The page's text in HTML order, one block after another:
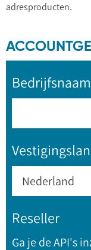
adresproducten.
Bedrijfsnaam
Nederland
Reseller
Ga je de API's